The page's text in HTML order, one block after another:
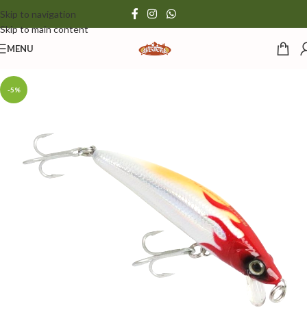
Skip to navigation
Skip to main content
MENU
-5%